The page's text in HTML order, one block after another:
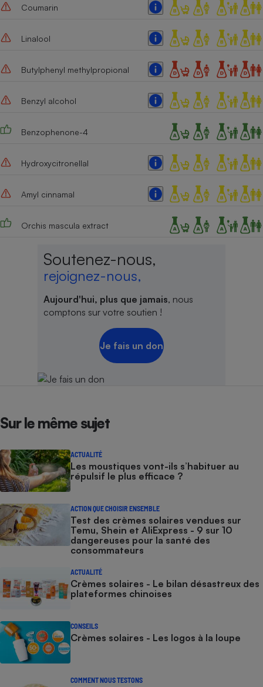
Coumarin
Linalool
Butylphenyl methylpropional
Benzyl alcohol
Benzophenone-4
Hydroxycitronellal
Amyl cinnamal
Orchis mascula extract
Soutenez-nous,
rejoignez-nous,
Aujourd'hui, plus que jamais, nous
comptons sur votre soutien !
Je fais un don
Sur le même sujet
ACTUALITÉ
Les moustiques vont-ils s’habituer au
répulsif le plus efficace ?
ACTION QUE CHOISIR ENSEMBLE
Test des crèmes solaires vendues sur
Temu, Shein et AliExpress - 9 sur 10
dangereuses pour la santé des
consommateurs
ACTUALITÉ
Crèmes solaires - Le bilan désastreux des
plateformes chinoises
CONSEILS
Crèmes solaires - Les logos à la loupe
COMMENT NOUS TESTONS